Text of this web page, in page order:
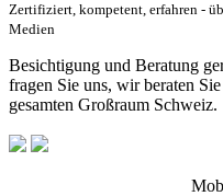
Zertifiziert, kompetent, erfahren -
Medien
Besichtigung und Beratung
fragen Sie uns, wir beraten
gesamten Großraum Schweiz.